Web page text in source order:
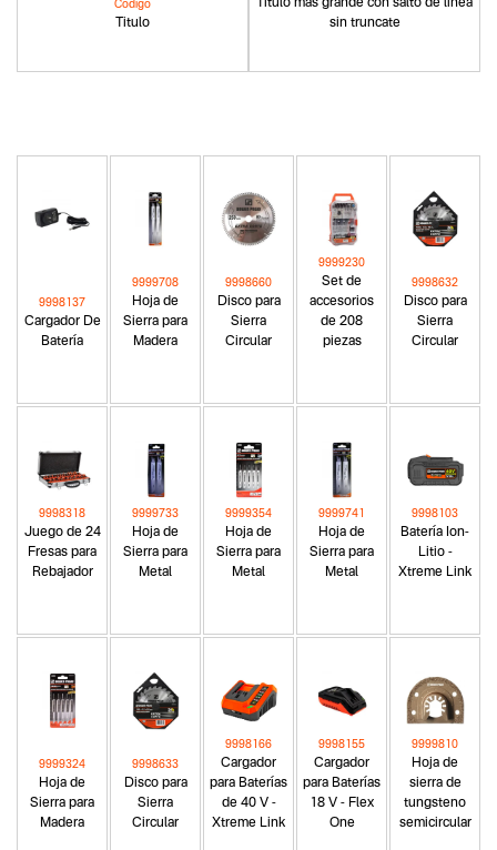
Titulo
Codigo
Titulo más grande con salto de linea
sin truncate
Cargador De
Batería
9998137
Hoja de
Sierra para
Madera
9999708
Disco para
Sierra
Circular
9998660
Set de
accesorios
de 208
piezas
9999230
Disco para
Sierra
Circular
9998632
Juego de 24
Fresas para
Rebajador
9998318
Hoja de
Sierra para
Metal
9999733
Hoja de
Sierra para
Metal
9999354
Hoja de
Sierra para
Metal
9999741
Batería Ion-
Litio -
Xtreme Link
9998103
Hoja de
Sierra para
Madera
9999324
Disco para
Sierra
Circular
9998633
Cargador
para Baterías
de 40 V -
Xtreme Link
9998166
Cargador
para Baterías
18 V - Flex
One
9998155
Hoja de
sierra de
tungsteno
semicircular
9999810